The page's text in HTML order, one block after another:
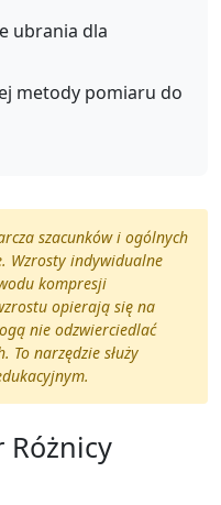
ubrania dla
metody pomiaru do
szacunków i ogólnych
Wzrosty indywidualne
kompresji
opierają się na
nie odzwierciedlać
To narzędzie służy
Różnicy